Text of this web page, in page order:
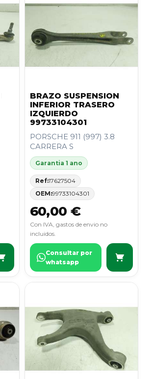
BRAZO SUSPENSION
INFERIOR TRASERO
IZQUIERDO
99733104301
PORSCHE 911 (997) 3.8
CARRERA S
Garantia 1 ano
Ref:17627504
OEM:99733104301
60,00 €
Con IVA, gastos de envio no
incluidos.
Consultar por
whatsapp